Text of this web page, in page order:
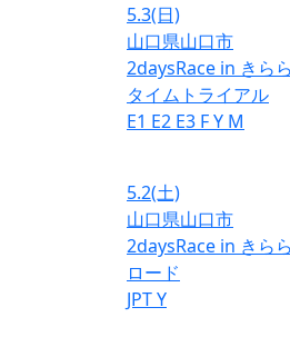
5.3(日)
山口県山口市
2daysRace in きら
タイムトライアル
E1 E2 E3 FY M
5.2(土)
山口県山口市
2daysRace in きら
ロード
JPTY